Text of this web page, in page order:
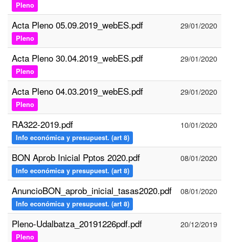
Pleno
Acta Pleno 05.09.2019_webES.pdf
Pleno
29/01/2020
Acta Pleno 30.04.2019_webES.pdf
Pleno
29/01/2020
Acta Pleno 04.03.2019_webES.pdf
Pleno
29/01/2020
RA322-2019.pdf
Info económica y presupuest. (art 8)
10/01/2020
BON Aprob Inicial Pptos 2020.pdf
Info económica y presupuest. (art 8)
08/01/2020
AnuncioBON_aprob_inicial_tasas2020.pdf
Info económica y presupuest. (art 8)
08/01/2020
Pleno-Udalbatza_20191226pdf.pdf
Pleno
20/12/2019